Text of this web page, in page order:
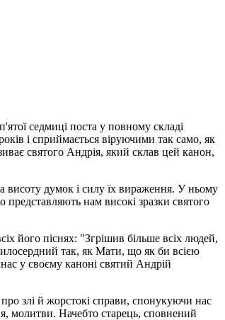
седмиці поста у повному складі
і сприймається віруючими так само, як
святого Андрія, який склав цей канон,
висоту думок і силу їх вираження. У ньому
нам високі зразки святого
його піснях: "Згрішив більше всіх людей,
так, як Мати, що як би всією
у своєму каноні святий Андрій
злі й жорстокі справи, спонукуючи нас
молитви. Начебто старець, сповнений